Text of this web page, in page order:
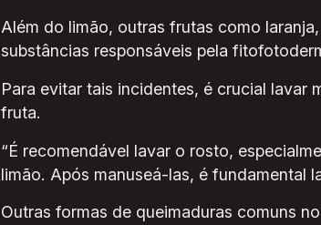
Além do limão, outras frutas como
substâncias responsáveis pela
Para evitar tais incidentes, é crucial lavar
fruta.
“É recomendável lavar o rosto,
limão. Após manuseá-las, é fundamental
Outras formas de queimaduras comuns